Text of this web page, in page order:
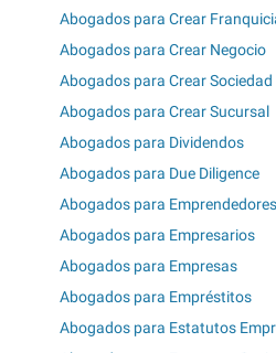
Abogados para Crear
Abogados para Crear Negocio
Abogados para Crear Sociedad
Abogados para Crear Sucursal
Abogados para Dividendos
Abogados para Due Diligence
Abogados para Emprendedores
Abogados para Empresarios
Abogados para Empresas
Abogados para Empréstitos
Abogados para Estatutos